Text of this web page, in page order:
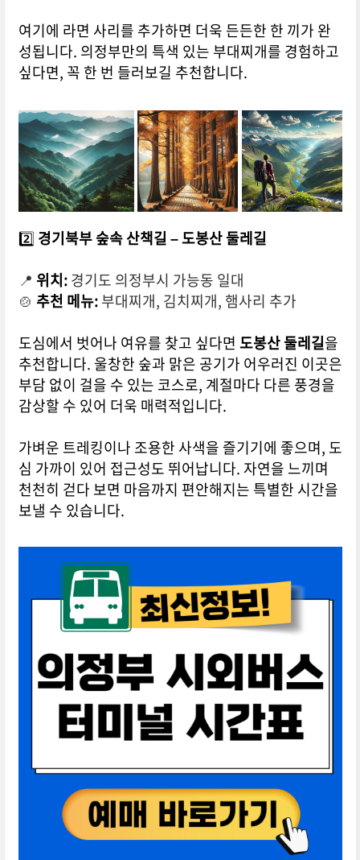
여기에 라면 사리를 추가하면 더욱 든든한 한 끼가 완
성됩니다. 의정부만의 특색 있는 부대찌개를 경험하고
싶다면, 꼭 한 번 들러보길 추천합니다.
2️⃣ 경기북부 숲속 산책길 – 도봉산 둘레길
📍 위치:경기도 의정부시 가능동 일대
🍲 추천 메뉴:부대찌개, 김치찌개, 햄사리 추가
도심에서 벗어나 여유를 찾고 싶다면 도봉산 둘레길을
추천합니다. 울창한 숲과 맑은 공기가 어우러진 이곳은
부담 없이 걸을 수 있는 코스로, 계절마다 다른 풍경을
감상할 수 있어 더욱 매력적입니다.
가벼운 트레킹이나 조용한 사색을 즐기기에 좋으며, 도
심 가까이 있어 접근성도 뛰어납니다. 자연을 느끼며
천천히 걷다 보면 마음까지 편안해지는 특별한 시간을
보낼 수 있습니다.